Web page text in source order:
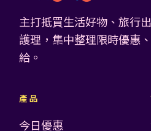
主打抵買生活好物、旅行
護理，集中整理限時優惠
給。
產品
今日優惠